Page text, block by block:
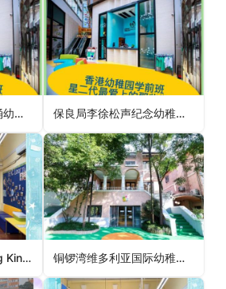
中华基督教青年会葵涌幼稚园Chinese YMCA Kwai Chung Kindergarten（葵青区幼稚园） 保良局李徐松声纪念幼稚园PLK Li Tsui Chung Sing Memorial Kindergarten（九龙城区幼稚园）
绿杨幼稚园Luk Yeung Kindergarten（荃湾区幼稚园） 铜锣湾维多利亚国际幼稚园Causeway Bay Victoria International Kindergarten（东区幼稚园）